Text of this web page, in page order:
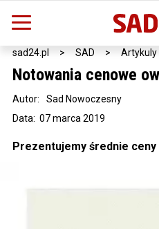
sad24.pl > SAD > Artykuly
Notowania cenowe
Data: 07 marca 2019
Autor: Sad Nowoczesny
Prezentujemy średnie